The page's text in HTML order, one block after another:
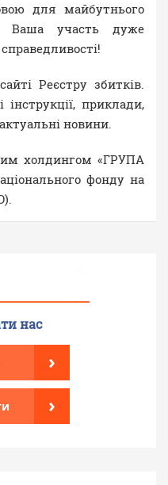
для майбутнього
Ваша участь дуже
Реєстру збитків.
приклади,
новини.
холдингом «ГРУПА
фонду на
нас
›
›